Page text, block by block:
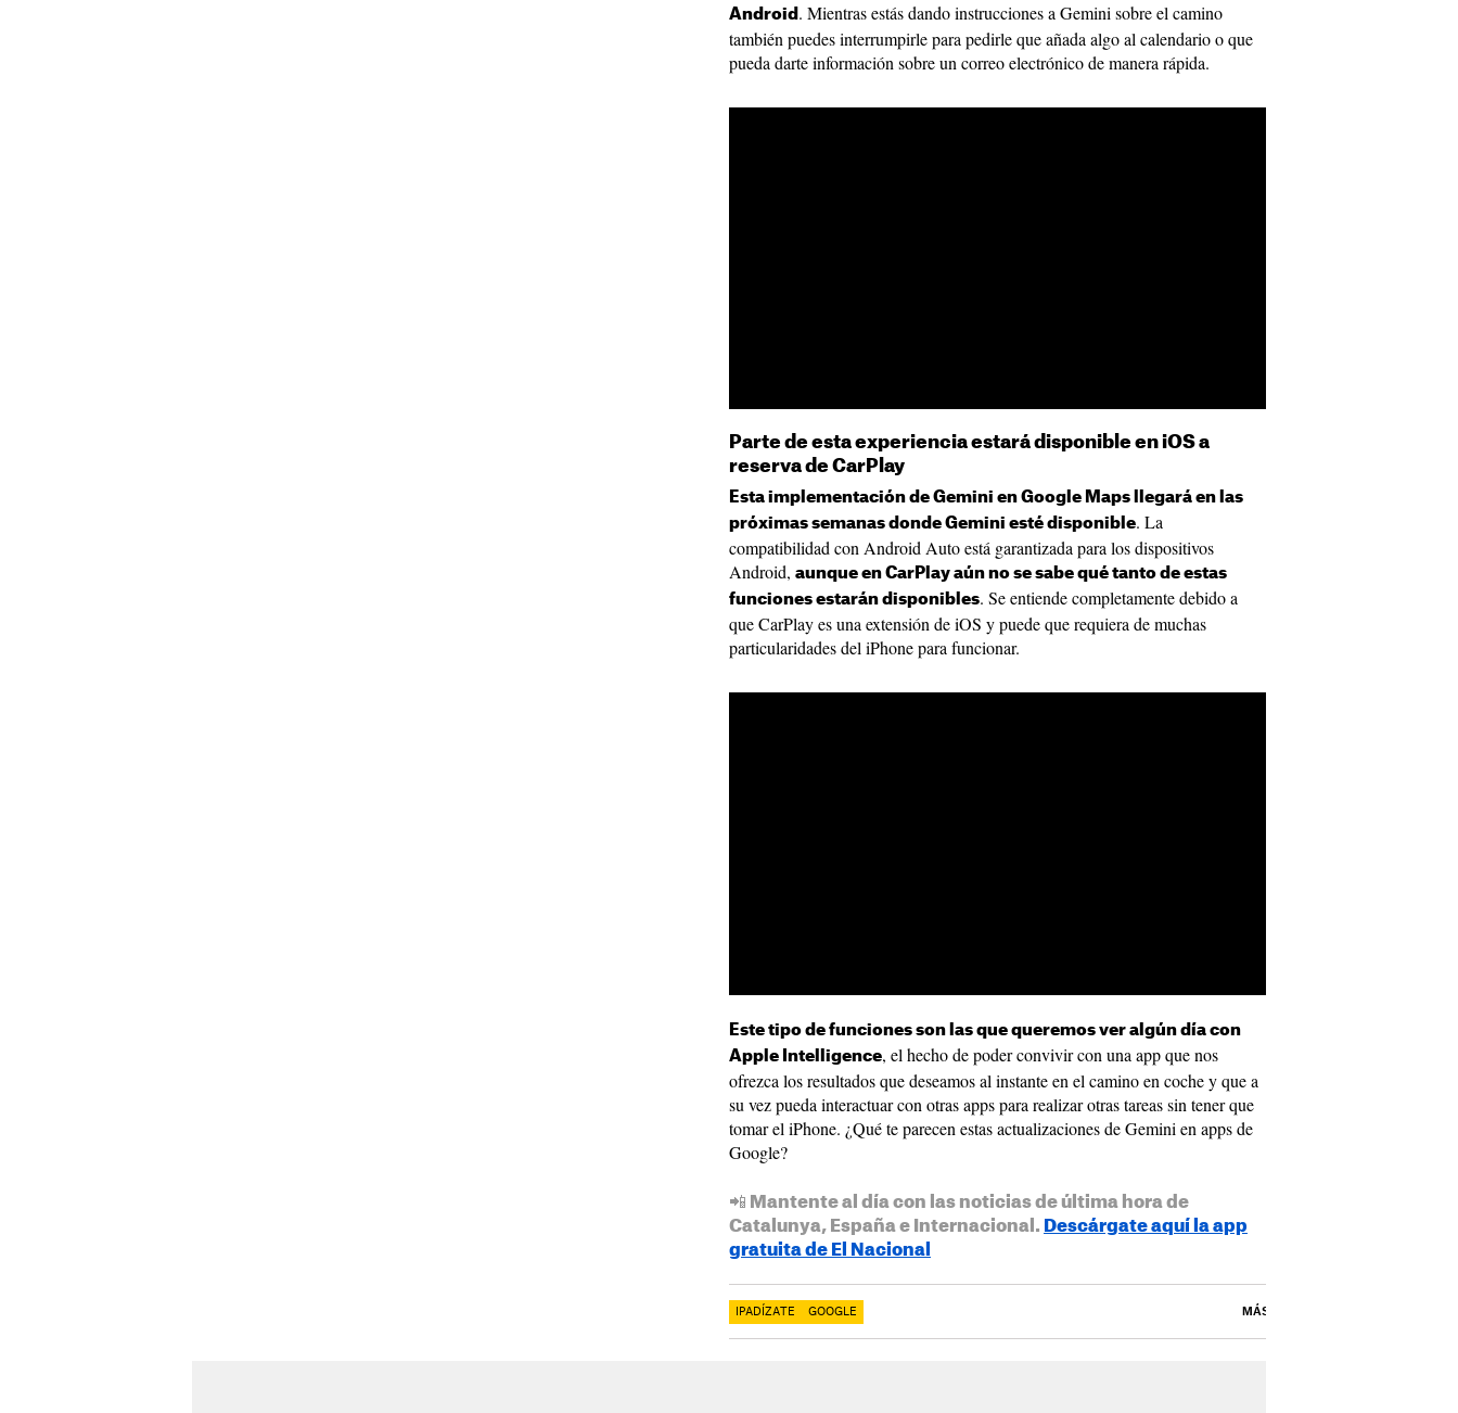
Android . Mientras estás dando instrucciones a Gemini sobre el camino
también puedes interrumpirle para pedirle que añada algo al calendario o que
pueda darte información sobre un correo electrónico de manera rápida.
Parte de esta experiencia estará disponible en iOS a
reserva de CarPlay
Esta implementación de Gemini en Google Maps llegará en las
próximas semanas donde Gemini esté disponible. La
compatibilidad con Android Auto está garantizada para los dispositivos
Android, aunque en CarPlay aún no se sabe qué tanto de estas
funciones estarán disponibles. Se entiende completamente debido a
que CarPlay es una extensión de iOS y puede que requiera de muchas
particularidades del iPhone para funcionar.
Este tipo de funciones son las que queremos ver algún día con
Apple Intelligence, el hecho de poder convivir con una app que nos
ofrezca los resultados que deseamos al instante en el camino en coche y que a
su vez pueda interactuar con otras apps para realizar otras tareas sin tener que
tomar el iPhone. ¿Qué te parecen estas actualizaciones de Gemini en apps de
Google?
📲 Mantente al día con las noticias de última hora de
Catalunya, España e Internacional. Descárgate aquí la app
gratuita de El Nacional
IPADÍZATE GOOGLE MÁS